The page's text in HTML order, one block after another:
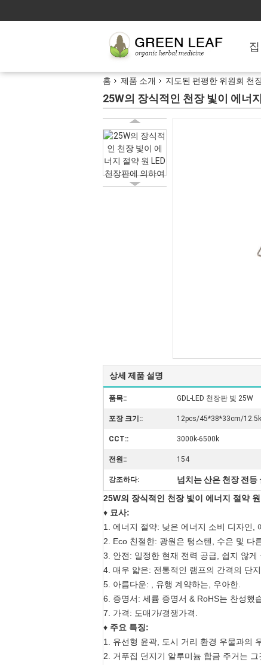
집
홈 제품 소개 지도된 편평한 위원회 천
25W의 장식적인 천장 빛이 에너
상세 제품 설명
품목:: GDL-LED 천장판 빛 25W
포장 크기:: 12pcs/45*38*33cm/
CCT:: 3000k-6500k
전원:: 154
강조하다:
넘치는 산은 천장 전
25W의 장식적인 천장 빛이 에너지 절약
♦ 묘사:
1. 에너지 절약: 낮은 에너지 소비 디자인,
2. Eco 친절한: 광원은 텅스텐, 수은 및 다
3. 안전: 일정한 현재 전력 공급, 쉽지 않
4. 매우 얇은: 전통적인 램프의 간격의 단
5. 아름다운: , 유행 계약하는, 우아한.
6. 증명서: 세륨 증명서 & RoHS는 찬성했
7. 가격: 도매가/경쟁가격.
♦ 주요 특징:
1. 유선형 윤곽, 도시 거리 환경 우물과의
2. 거푸집 던지기 알루미늄 합금 주거는